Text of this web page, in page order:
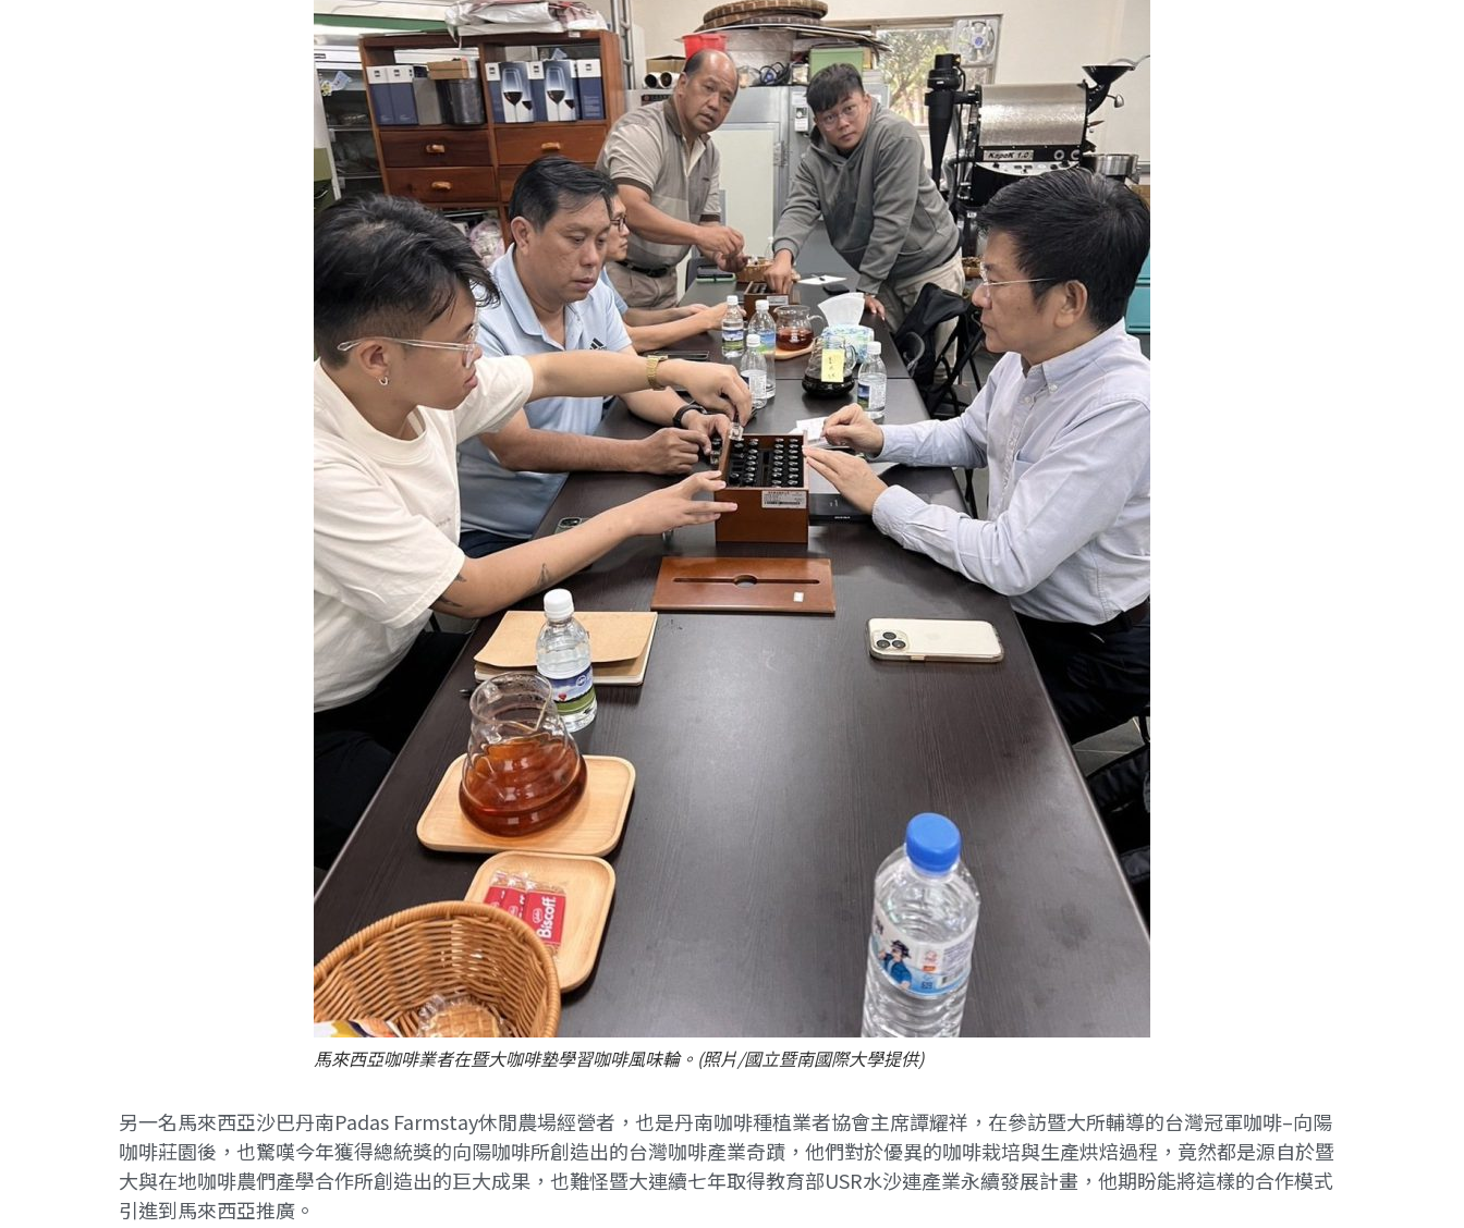
馬來西亞咖啡業者在暨大咖啡塾學習咖啡風味輪。(照片/國立暨南國際大學提供)
另一名馬來西亞沙巴丹南Padas Farmstay休閒農場經營者，也是丹南咖啡種植業者協會主席譚耀祥，在參訪暨大所輔導的台灣冠軍咖啡–向陽
咖啡莊園後，也驚嘆今年獲得總統獎的向陽咖啡所創造出的台灣咖啡產業奇蹟，他們對於優異的咖啡栽培與生產烘焙過程，竟然都是源自於暨
大與在地咖啡農們產學合作所創造出的巨大成果，也難怪暨大連續七年取得教育部USR水沙連產業永續發展計畫，他期盼能將這樣的合作模式
引進到馬來西亞推廣。